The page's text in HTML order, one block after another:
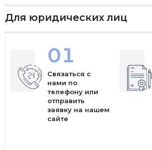
Для юридических лиц
01
Связаться с
нами по
телефону или
отправить
заявку на нашем
сайте